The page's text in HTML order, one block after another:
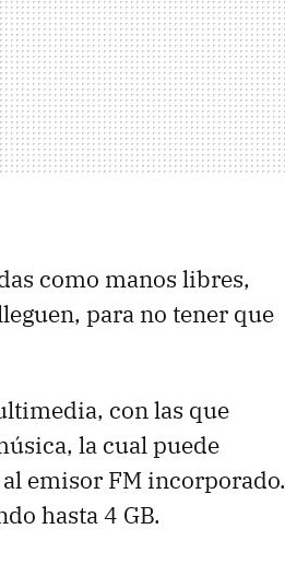
como manos libres,
para no tener que
con las que
la cual puede
emisor FM incorporado.
hasta 4 GB.